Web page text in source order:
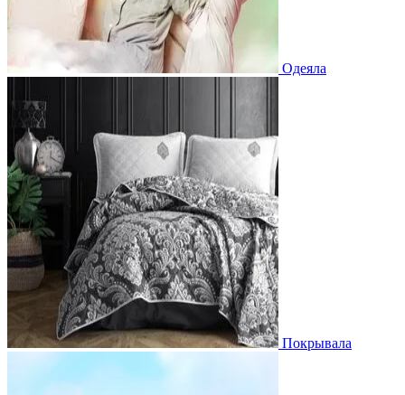
Одеяла
Покрывала